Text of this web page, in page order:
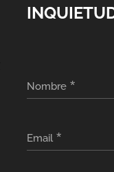
Nombre
Email